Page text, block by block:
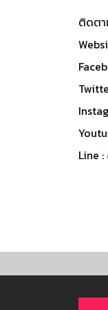
ติดตา
Line :